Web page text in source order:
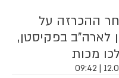
ההכרזה על
לארה"ב בפקיסטן,
מכות